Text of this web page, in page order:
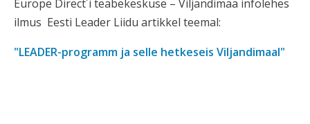
Europe Direct´i teabekeskuse – Viljandimaa infolehes
ilmus Eesti Leader Liidu artikkel teemal:
"LEADER-programm ja selle hetkeseis Viljandimaal"